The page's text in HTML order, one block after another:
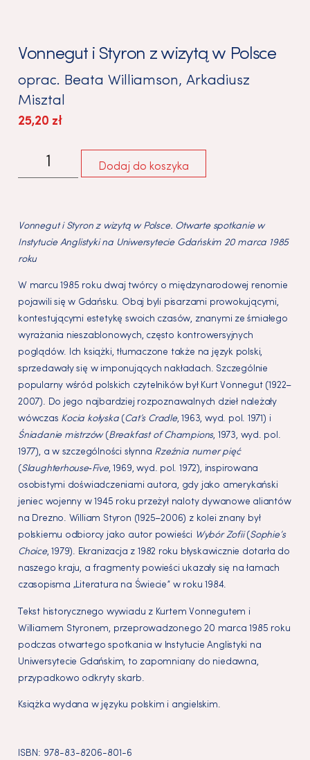
Vonnegut i Styron z wizytą w Polsce
oprac. Beata Williamson, Arkadiusz
Misztal
25,20 zł
Dodaj do koszyka
Vonnegut i Styron z wizytą w Polsce. Otwarte spotkanie w
Instytucie Anglistyki na Uniwersytecie Gdańskim 20 marca 1985
roku
W marcu 1985 roku dwaj twórcy o międzynarodowej renomie
pojawili się w Gdańsku. Obaj byli pisarzami prowokującymi,
kontestującymi estetykę swoich czasów, znanymi ze śmiałego
wyrażania nieszablonowych, często kontrowersyjnych
poglądów. Ich książki, tłumaczone także na język polski,
sprzedawały się w imponujących nakładach. Szczególnie
popularny wśród polskich czytelników był Kurt Vonnegut (1922–
2007). Do jego najbardziej rozpoznawalnych dzieł należały
wówczas Kocia kołyska(Cat’s Cradle, 1963, wyd. pol. 1971) i
Śniadanie mistrzów(Breakfast of Champions, 1973, wyd. pol.
1977), a w szczególności słynna Rzeźnia numer pięć
(Slaughterhouse‑Five, 1969, wyd. pol. 1972), inspirowana
osobistymi doświadczeniami autora, gdy jako amerykański
jeniec wojenny w 1945 roku przeżył naloty dywanowe aliantów
na Drezno. William Styron (1925–2006) z kolei znany był
polskiemu odbiorcy jako autor powieści Wybór Zofii(Sophie’s
Choice, 1979). Ekranizacja z 1982 roku błyskawicznie dotarła do
naszego kraju, a fragmenty powieści ukazały się na łamach
czasopisma „Literatura na Świecie” w roku 1984.
Tekst historycznego wywiadu z Kurtem Vonnegutem i
Williamem Styronem, przeprowadzonego 20 marca 1985 roku
podczas otwartego spotkania w Instytucie Anglistyki na
Uniwersytecie Gdańskim, to zapomniany do niedawna,
przypadkowo odkryty skarb.
Książka wydana w języku polskim i angielskim.
ISBN: 978-83-8206-801-6